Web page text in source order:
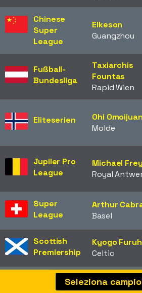
Chinese
Super
League
Elkeson
Guangzhou
Fußball-
Bundesliga
Taxiarchis
Fountas
Rapid Wien
Eliteserien
Ohi
Molde
Jupiler Pro
League
Michael Frey
Royal
Super
League
Arthur
Basel
Scottish
Premiership
Kyogo
Celtic
Brasileirão
Yuri Alberto
Seleziona